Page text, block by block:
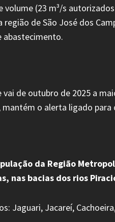
(23 m³/s
de São José dos
abastecimento.
de outubro de 2025 a
o alerta ligado
da Região
nas bacias dos rios
Jaguari, Jacareí,